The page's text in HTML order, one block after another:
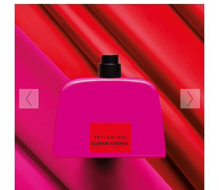
Previous